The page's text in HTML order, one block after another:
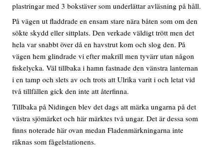
plastringar med 3 bokstäver som underlättar avläsning på håll.
På vägen ut fladdrade en ensam stare nära båten som om den
sökte skydd eller sittplats. Den verkade väldigt trött men det
hela var snabbt över då en havstrut kom och slog den. På
vägen hem glindrade vi efter makrill men tyvärr utan någon
fiskelycka. Väl tillbaka i hamn fastnade den vänstra lanternan
i en tamp och slets av och trots att Ulrika varit i och letat vid
två tillfällen gick den inte att återfinna.
Tillbaka på Nidingen blev det dags att märka ungarna på det
västra sjömärket och här märktes två ungar. Det är dessa som
finns noterade här ovan medan Fladenmärkningarna inte
räknas som fågelstationens.